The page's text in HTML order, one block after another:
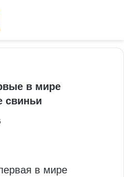
в мире
свиньи
в мире